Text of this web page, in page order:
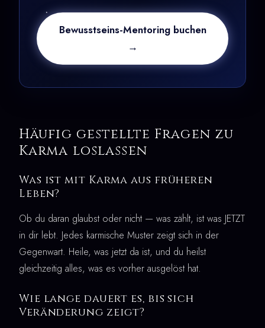
Bewusstseins-Mentoring buchen
→
Häufig gestellte Fragen zu
Karma loslassen
Was ist mit Karma aus früheren
Leben?
Ob du daran glaubst oder nicht — was zählt, ist was JETZT
in dir lebt. Jedes karmische Muster zeigt sich in der
Gegenwart. Heile, was jetzt da ist, und du heilst
gleichzeitig alles, was es vorher ausgelöst hat.
Wie lange dauert es, bis sich
Veränderung zeigt?